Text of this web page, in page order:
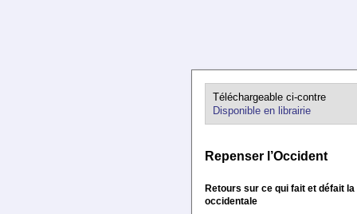
Téléchargeable ci-contre
Disponible en librairie
Repenser l’Occident
Retours sur ce qui fait et défait
occidentale